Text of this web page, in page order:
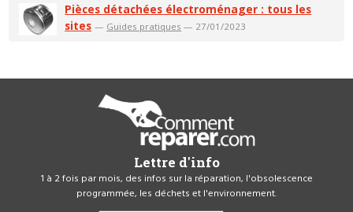
Pièces détachées électroménager : tous les
sites — Guides pratiques — 27/01/2023
Lettre d'info
1 à 2 fois par mois, des infos sur la réparation, l'obsolescence
programmée, les déchets et l'environnement.